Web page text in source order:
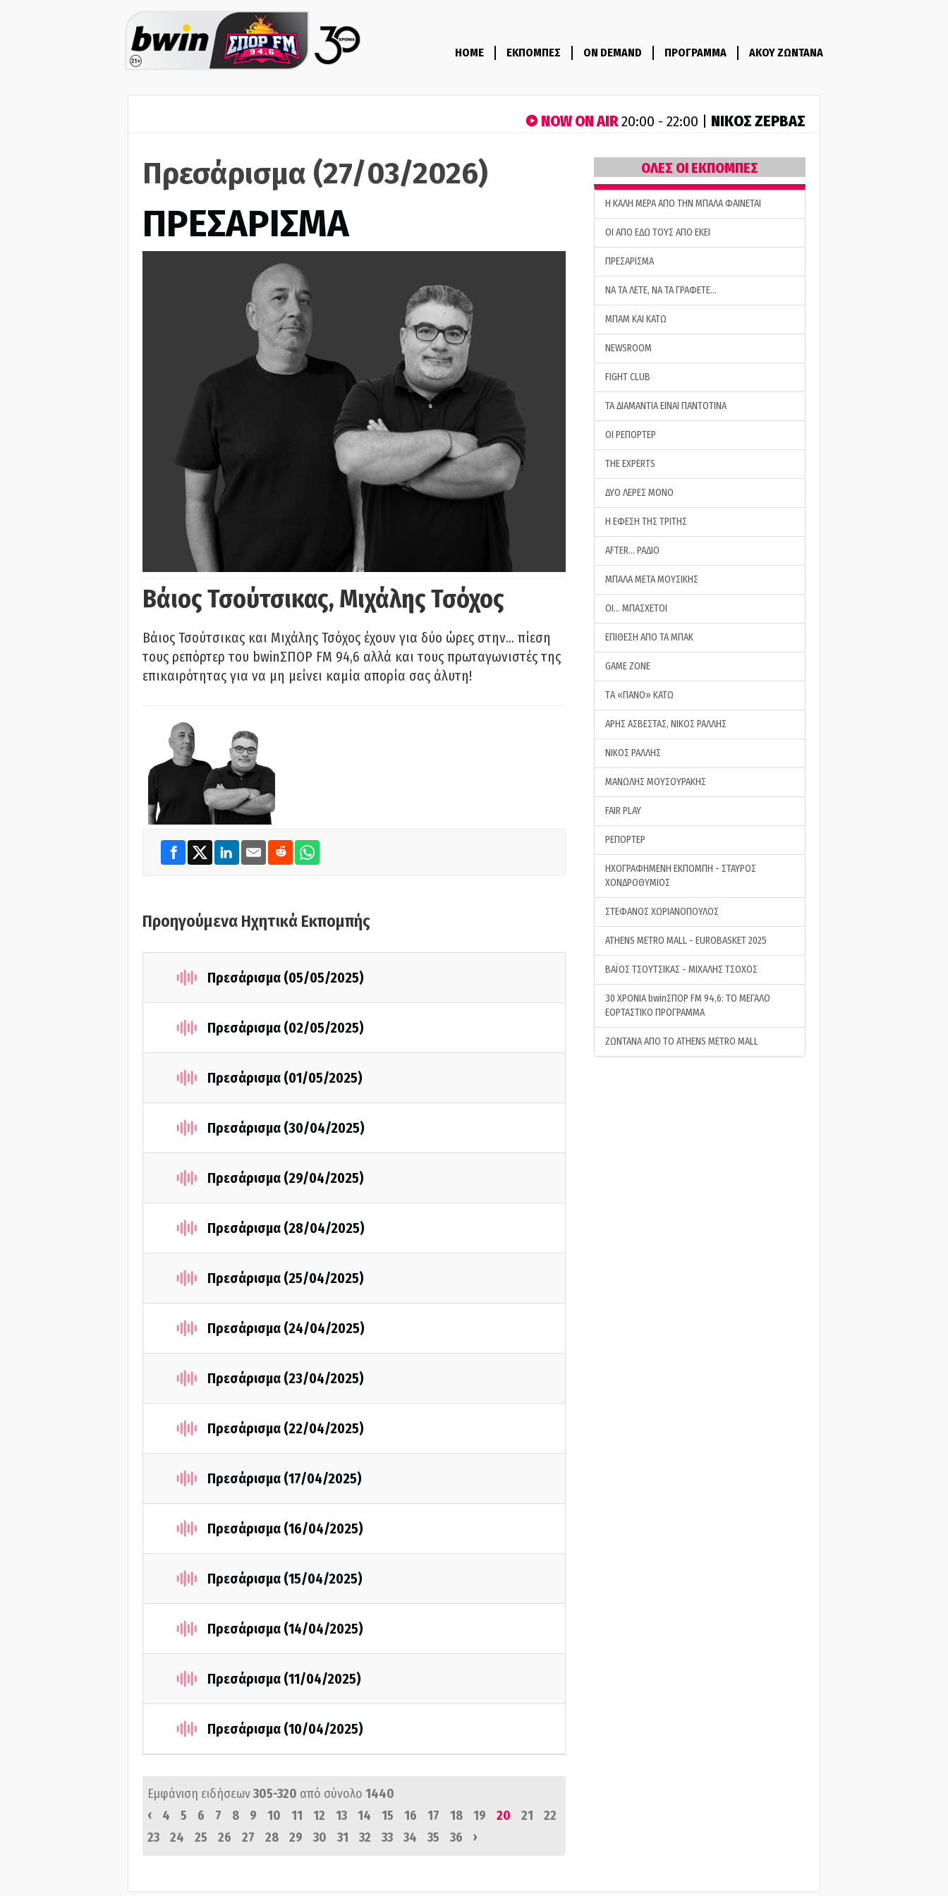
HOME ΕΚΠΟΜΠΕΣ ON DEMAND ΠΡΟΓΡΑΜΜΑ ΑΚΟΥ ΖΩΝΤΑΝΑ
NOW ON AIR20:00 - 22:00 | ΝΙΚΟΣ ΖΕΡΒΑΣ
Πρεσάρισμα (27/03/2026)
ΠΡΕΣΑΡΙΣΜΑ
Βάιος Τσούτσικας, Μιχάλης Τσόχος
Βάιος Τσούτσικας και Μιχάλης Τσόχος έχουν για δύο ώρες στην… πίεση
τους ρεπόρτερ του bwinΣΠΟΡ FM 94,6 αλλά και τους πρωταγωνιστές της
επικαιρότητας για να μη μείνει καμία απορία σας άλυτη!
Προηγούμενα Ηχητικά Εκπομπής
Πρεσάρισμα (05/05/2025)
Πρεσάρισμα (02/05/2025)
Πρεσάρισμα (01/05/2025)
Πρεσάρισμα (30/04/2025)
Πρεσάρισμα (29/04/2025)
Πρεσάρισμα (28/04/2025)
Πρεσάρισμα (25/04/2025)
Πρεσάρισμα (24/04/2025)
Πρεσάρισμα (23/04/2025)
Πρεσάρισμα (22/04/2025)
Πρεσάρισμα (17/04/2025)
Πρεσάρισμα (16/04/2025)
Πρεσάρισμα (15/04/2025)
Πρεσάρισμα (14/04/2025)
Πρεσάρισμα (11/04/2025)
Πρεσάρισμα (10/04/2025)
Εμφάνιση ειδήσεων305-320 από σύνολο 1440
‹
4 5 6 7 8 9 10 11 12 13 14 15 16 17 18 19 20 21
22
23
24 25 26 27 28 29 30 31 32 33 34 35 36 ›
ΟΛΕΣ ΟΙ ΕΚΠΟΜΠΕΣ
H ΚΑΛΗ ΜΕΡΑ ΑΠΟ ΤΗΝ ΜΠΑΛΑ ΦΑΙΝΕΤΑΙ
ΟΙ ΑΠΟ ΕΔΩ ΤΟΥΣ ΑΠΟ ΕΚΕΙ
ΠΡΕΣΑΡΙΣΜΑ
ΝΑ ΤΑ ΛΕΤΕ, ΝΑ ΤΑ ΓΡΑΦΕΤΕ…
ΜΠΑΜ ΚΑΙ ΚΑΤΩ
NEWSROOM
FIGHT CLUB
ΤΑ ΔΙΑΜΑΝΤΙΑ ΕΙΝΑΙ ΠΑΝΤΟΤΙΝΑ
ΟΙ ΡΕΠΟΡΤΕΡ
THE EXPERTS
ΔΥΟ ΛΕΡΕΣ ΜΟΝΟ
Η ΕΦΕΣΗ ΤΗΣ ΤΡΙΤΗΣ
AFTER… ΡΑΔΙΟ
ΜΠΑΛΑ ΜΕΤΑ ΜΟΥΣΙΚΗΣ
ΟΙ… ΜΠΑΣΧΕΤΟΙ
ΕΠΙΘΕΣΗ ΑΠΟ ΤΑ ΜΠΑΚ
GAME ZONE
ΤA «ΠΑΝΟ» ΚΑΤΩ
ΑΡΗΣ ΑΣΒΕΣΤΑΣ, ΝΙΚΟΣ ΡΑΛΛΗΣ
ΝΙΚΟΣ ΡΑΛΛΗΣ
ΜΑΝΩΛΗΣ ΜΟΥΣΟΥΡΑΚΗΣ
FAIR PLAY
ΡΕΠΟΡΤΕΡ
ΗΧΟΓΡΑΦΗΜΕΝΗ ΕΚΠΟΜΠΗ - ΣΤΑΥΡΟΣ
ΧΟΝΔΡΟΘΥΜΙΟΣ
ΣΤΕΦΑΝΟΣ ΧΩΡΙΑΝΟΠΟΥΛΟΣ
ATHENS METRO MALL - EUROBASKET 2025
ΒΑΪΟΣ ΤΣΟΥΤΣΙΚΑΣ - ΜΙΧΑΛΗΣ ΤΣΟΧΟΣ
30 ΧΡΟΝΙΑ bwinΣΠΟΡ FM 94,6: ΤΟ ΜΕΓΑΛΟ
ΕΟΡΤΑΣΤΙΚΟ ΠΡΟΓΡΑΜΜΑ
ΖΩΝΤΑΝΑ ΑΠΟ ΤΟ ATHENS METRO MALL